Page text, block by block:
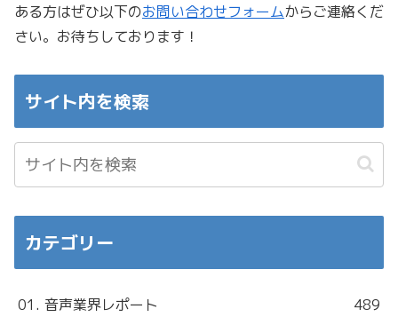
ある方はぜひ以下のお問い合わせフォームからご連絡くだ
さい。お待ちしております！
サイト内を検索
カテゴリー
01. 音声業界レポート 489